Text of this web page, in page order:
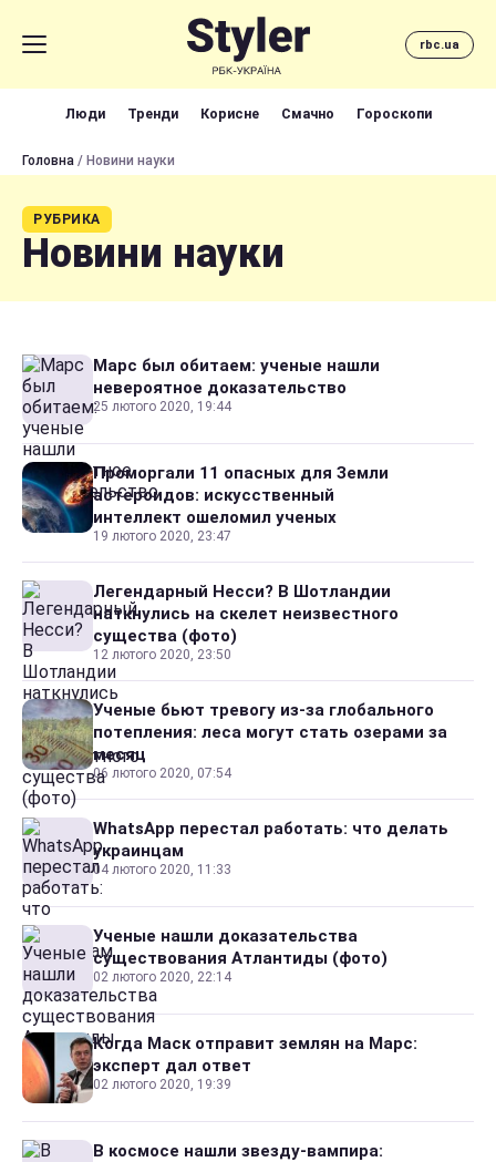
rbc.ua
Люди Тренди Корисне Смачно Гороскопи
Головна / Новини науки
РУБРИКА
Новини науки
Марс был обитаем: ученые нашли
невероятное доказательство
25 лютого 2020, 19:44
Проморгали 11 опасных для Земли
астероидов: искусственный
интеллект ошеломил ученых
19 лютого 2020, 23:47
Легендарный Несси? В Шотландии
наткнулись на скелет неизвестного
существа (фото)
12 лютого 2020, 23:50
Ученые бьют тревогу из-за глобального
потепления: леса могут стать озерами за
месяц
06 лютого 2020, 07:54
WhatsApp перестал работать: что делать
украинцам
04 лютого 2020, 11:33
Ученые нашли доказательства
существования Атлантиды (фото)
02 лютого 2020, 22:14
Когда Маск отправит землян на Марс:
эксперт дал ответ
02 лютого 2020, 19:39
В космосе нашли звезду-вампира: